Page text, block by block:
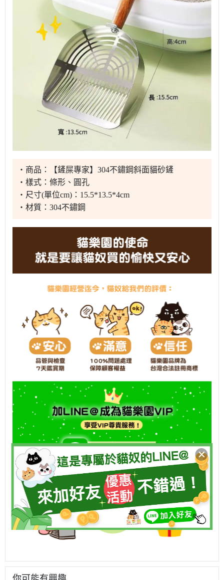
・商品：【鏟屎專家】304不鏽鋼斜面貓砂鏟
・樣式：條形、圓孔
・尺寸(單位cm)：15.5*13.5*4cm
・材質：304不鏽鋼